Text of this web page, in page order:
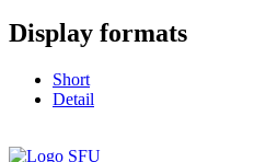
Display formats
Short
Detail